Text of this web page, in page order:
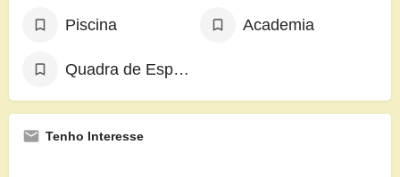
Piscina Academia
Quadra de Esportes
Tenho Interesse